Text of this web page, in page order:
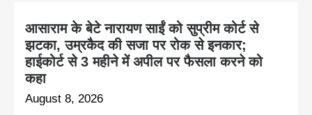
आसाराम के बेटे नारायण साईं को सुप्रीम कोर्ट से
झटका, उम्रकैद की सजा पर रोक से इनकार;
हाईकोर्ट से 3 महीने में अपील पर फैसला करने को
कहा
August 8, 2026